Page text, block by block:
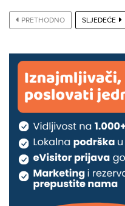
PRETHODNO SLJEDEĆE